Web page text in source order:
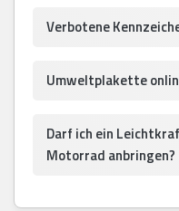
Verbotene
Umweltplakette
Darf ich ein
Motorrad anbringen?